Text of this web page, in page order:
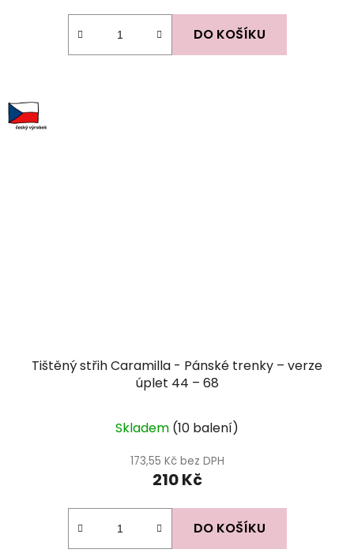
DO KOŠÍKU
Tištěný střih Caramilla - Pánské trenky – verze
úplet 44 – 68
Skladem (10 balení)
173,55 Kč bez DPH
210 Kč
DO KOŠÍKU